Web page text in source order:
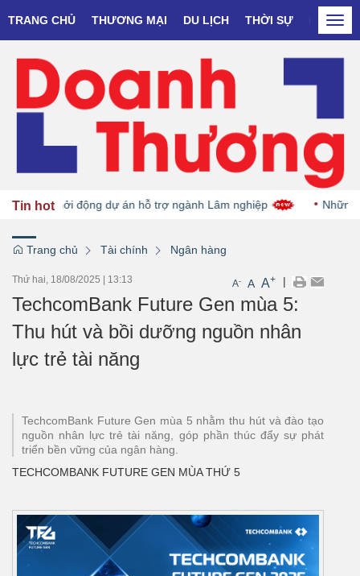
TRANG CHỦ THƯƠNG MẠI DU LỊCH THỜI SỰ DOANH
Tin hot
Đức khởi động dự án hỗ trợ ngành Lâm nghiệp Những
Trang chủ Tài chính Ngân hàng
Thứ hai, 18/08/2025 13:13 A- A A+ |
TechcomBank Future Gen mùa 5:
Thu hút và bồi dưỡng nguồn nhân
lực trẻ tài năng
TechcomBank Future Gen mùa 5 nhằm thu hút và đào tạo
nguồn nhân lực trẻ tài năng, góp phần thúc đẩy sự phát
triển bền vững của ngân hàng.
TECHCOMBANK FUTURE GEN MÙA THỨ 5